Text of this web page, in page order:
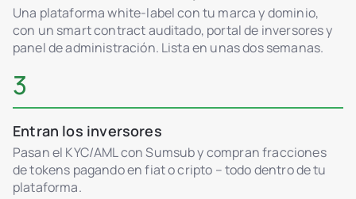
Una plataforma white-label con tu marca y dominio,
con un smart contract auditado, portal de inversores y
panel de administración. Lista en unas dos semanas.
3
Entran los inversores
Pasan el KYC/AML con Sumsub y compran fracciones
de tokens pagando en fiat o cripto – todo dentro de tu
plataforma.